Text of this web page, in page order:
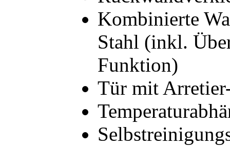
Kombinierte
Stahl (inkl.
Funktion)
Tür mit